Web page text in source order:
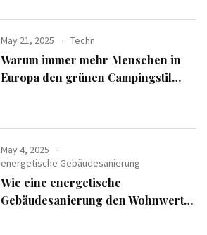
May 21, 2025 Techn
Warum immer mehr Menschen in
Europa den grünen Campingstil
May 4, 2025
energetische Gebäudesanierung
Wie eine energetische
Gebäudesanierung den Wohnwert